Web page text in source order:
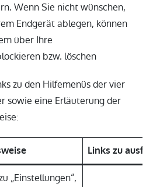
Wenn Sie nicht wünschen,
Endgerät ablegen, können
über Ihre
bzw. löschen
zu den Hilfemenüs der vier
sowie eine Erläuterung der
Links zu
„Einstellungen“,